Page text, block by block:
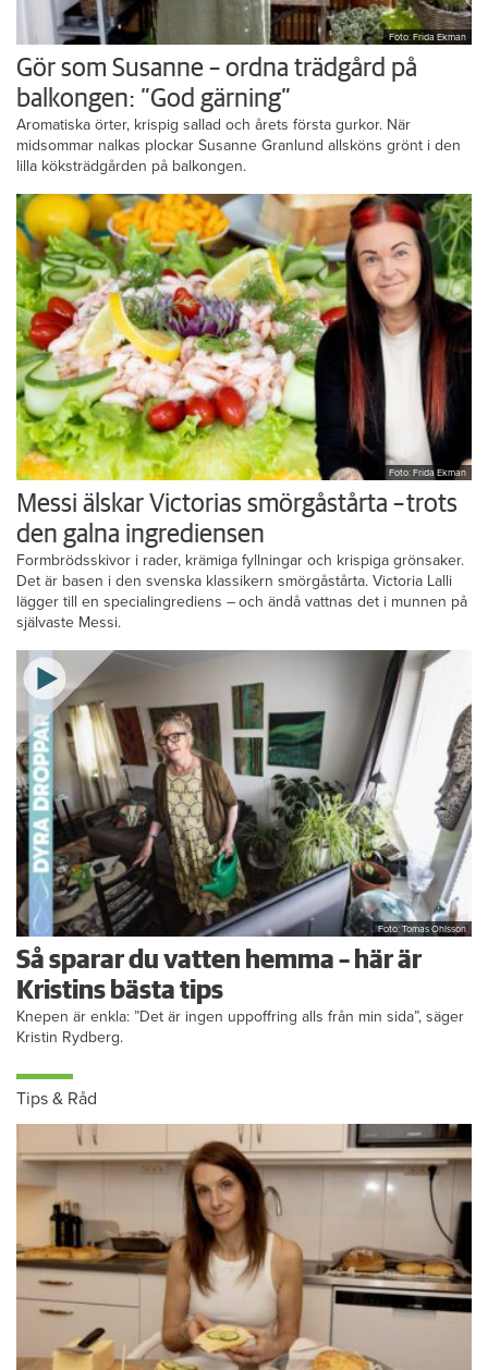
Foto: Frida Ekman
Gör som Susanne – ordna trädgård på
balkongen: ”God gärning”
Aromatiska örter, krispig sallad och årets första gurkor. När
midsommar nalkas plockar Susanne Granlund allsköns grönt i den
lilla köksträdgården på balkongen.
Foto: Frida Ekman
Messi älskar Victorias smörgåstårta – trots
den galna ingrediensen
Formbrödsskivor i rader, krämiga fyllningar och krispiga grönsaker.
Det är basen i den svenska klassikern smörgåstårta. Victoria Lalli
lägger till en specialingrediens – och ändå vattnas det i munnen på
självaste Messi.
Foto: Tomas Ohlsson
Så sparar du vatten hemma – här är
Kristins bästa tips
Knepen är enkla: ”Det är ingen uppoffring alls från min sida”, säger
Tips & Råd